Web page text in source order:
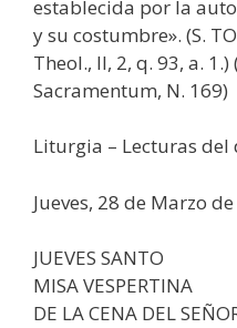
establecida por la
y su costumbre». (S.
Theol., II, 2, q. 93, a.
Sacramentum, N. 169)
Liturgia – Lecturas del
Jueves, 28 de Marzo
JUEVES SANTO
MISA VESPERTINA
DE LA CENA DEL